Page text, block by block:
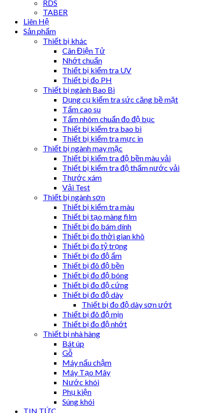
RDS
TABER
Liên Hệ
Sản phẩm
Thiết bị khác
Cân Điện Tử
Nhớt chuẩn
Thiết bị kiểm tra UV
Thiết bị đo PH
Thiết bị ngành Bao Bì
Dụng cụ kiểm tra sức căng bề mặt
Tấm cao su
Tấm nhôm chuẩn đo độ bục
Thiết bị kiểm tra bao bì
Thiết bị kiểm tra mực in
Thiết bị ngành may mặc
Thiết bị kiểm tra độ bền màu vải
Thiết bị kiểm tra độ thấm nước vải
Thước xám
Vải Test
Thiết bị ngành sơn
Thiết bị kiểm tra màu
Thiết bị tạo màng film
Thiết bị đo bám dính
Thiết bị đo thời gian khô
Thiết bị đo tỷ trọng
Thiết bị đo độ ẩm
Thiết bị đô độ bền
Thiết bị đo độ bóng
Thiết bị đo độ cứng
Thiết bị đo độ dày
Thiết bị đo độ dày sơn ướt
Thiết bị đô độ mịn
Thiết bị đo độ nhớt
Thiết bị nhà hàng
Bát úp
Gỗ
Máy nấu chậm
Máy Tạo Mây
Nước khói
Phụ kiện
Súng khói
TIN TỨC